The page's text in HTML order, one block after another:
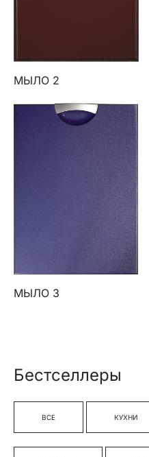
МЫЛО 2
МЫЛО 3
Бестселлеры
ВСЕ КУХНИ